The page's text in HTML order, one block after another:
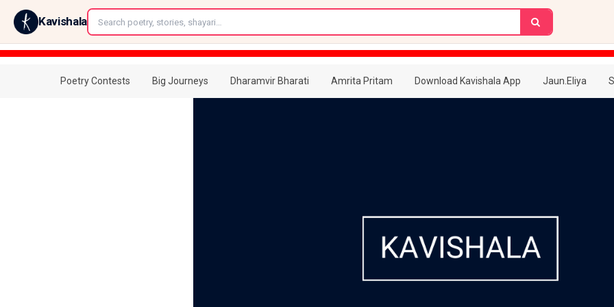
Kavishala
Poetry Contests Big Journeys Dharamvir Bharati Amrita Pritam Download Kavishala App Jaun.Eliya